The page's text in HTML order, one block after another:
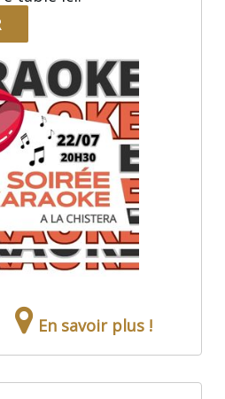
En savoir plus !